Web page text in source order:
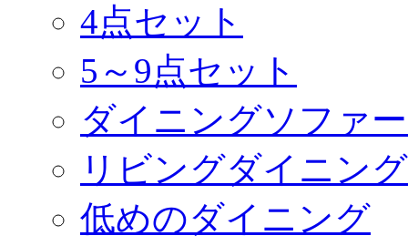
4点セット
5～9点セット
ダイニングソファ
リビングダイニン
低めのダイニング